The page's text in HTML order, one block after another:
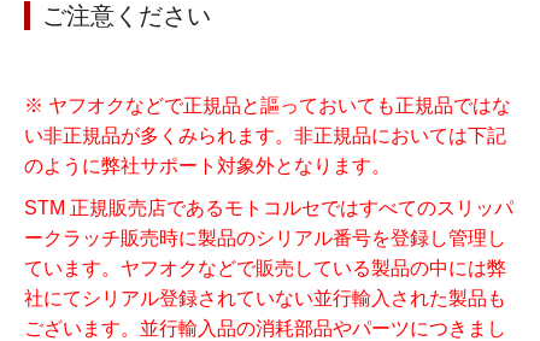
ご注意ください
※ ヤフオクなどで正規品と謳っておいても正規品ではな
い非正規品が多くみられます。非正規品においては下記
のように弊社サポート対象外となります。
STM 正規販売店であるモトコルセではすべてのスリッパ
ークラッチ販売時に製品のシリアル番号を登録し管理し
ています。ヤフオクなどで販売している製品の中には弊
社にてシリアル登録されていない並行輸入された製品も
ございます。並行輸入品の消耗部品やパーツにつきまし